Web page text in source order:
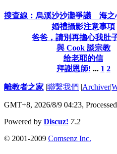
搜查線︰烏溪沙沙灘爭議 海之
婚禮攝影注意事項
爸爸，請別再擔心我肚
與 Cook 談宗教
给老耶的信
拜謝恩師! ... 1 2
離教者之家 |聯繫我們 |Archiver|
GMT+8, 2026/8/9 04:23,
Powered by Discuz! 7.2
© 2001-2009 Comsenz Inc.